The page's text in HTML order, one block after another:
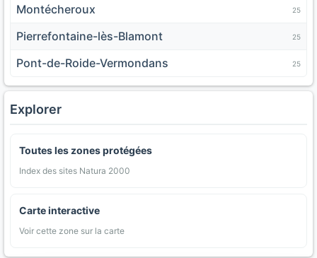
Montécheroux 25
Pierrefontaine-lès-Blamont 25
Pont-de-Roide-Vermondans 25
Explorer
Toutes les zones protégées
Index des sites Natura 2000
Carte interactive
Voir cette zone sur la carte